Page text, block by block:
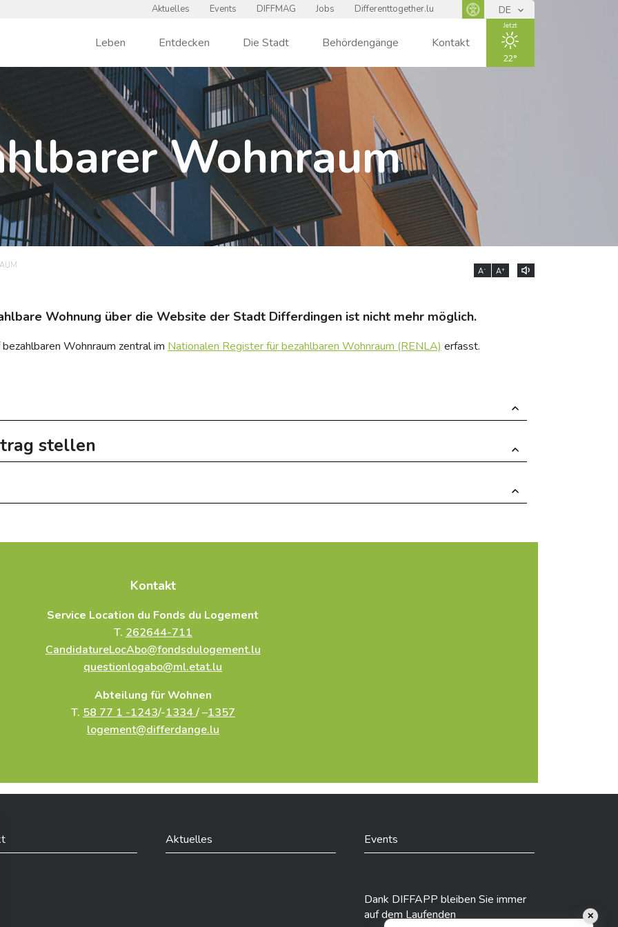
Aktuelles Events DIFFMAG Jobs
Differenttogether.lu
Panneau d'accessibilité
DE
Leben Entdecken Die Stadt Behördengänge Kontakt
Jetzt
22
Wohnraum
A- A+
Wohnung über die Website der Stadt Differdingen ist nicht mehr möglich.
Wohnraum zentral im Nationalen Register für bezahlbaren Wohnraum (RENLA) erfasst.
alle in Luxemburg ansässigen Personen erfasst sind, die eine bezahlbare Wohnung mieten möchten.
gerechter und schneller.
von Anträgen, vermeidet wiederholte Formalitäten und ermöglicht den Antragstellern Zugang zu einem
im gesamten Gebiet.
stellen
bitte die Website des
Kontakt
Service Location du Fonds du Logement
T. 262644-711
CandidatureLocAbo@fondsdulogement.lu
questionlogabo@ml.etat.lu
Abteilung für Wohnen
T. 58 77 1 -1243/-1334/ –1357
logement@differdange.lu
Aktuelles Events
Dank DIFFAPP bleiben Sie immer
auf dem Laufenden
✕